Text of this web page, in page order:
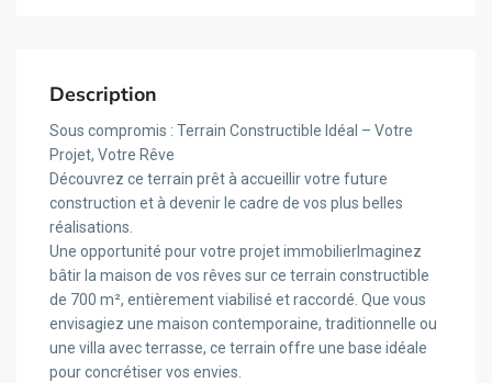
Description
Sous compromis : Terrain Constructible Idéal – Votre
Projet, Votre Rêve
Découvrez ce terrain prêt à accueillir votre future
construction et à devenir le cadre de vos plus belles
réalisations.
Une opportunité pour votre projet immobilierImaginez
bâtir la maison de vos rêves sur ce terrain constructible
de 700 m², entièrement viabilisé et raccordé. Que vous
envisagiez une maison contemporaine, traditionnelle ou
une villa avec terrasse, ce terrain offre une base idéale
pour concrétiser vos envies.